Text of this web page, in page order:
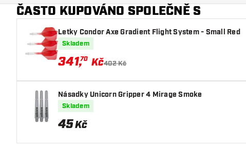
Hlavní barva
ČASTO KUPOVÁNO SPOLEČNĚ S
Letky Condor Axe Gradient Flight System - Small Red
Skladem
341,70 Kč402 Kč
Násadky Unicorn Gripper 4 Mirage Smoke
Skladem
45Kč